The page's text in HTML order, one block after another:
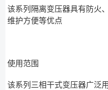
该系列隔离变压器具有防火
维护方便等优点
使用范围
该系列三相干式变压器广泛